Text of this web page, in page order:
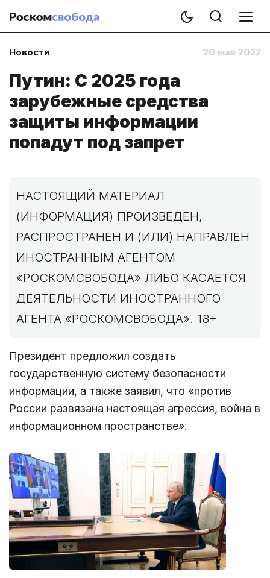
Новости 20 мая 2022
Путин: С 2025 года
зарубежные средства
защиты информации
попадут под запрет
НАСТОЯЩИЙ МАТЕРИАЛ
(ИНФОРМАЦИЯ) ПРОИЗВЕДЕН,
РАСПРОСТРАНЕН И (ИЛИ) НАПРАВЛЕН
ИНОСТРАННЫМ АГЕНТОМ
«РОСКОМСВОБОДА» ЛИБО КАСАЕТСЯ
ДЕЯТЕЛЬНОСТИ ИНОСТРАННОГО
АГЕНТА «РОСКОМСВОБОДА». 18+
Президент предложил создать
государственную систему безопасности
информации, а также заявил, что «против
России развязана настоящая агрессия, война в
информационном пространстве».